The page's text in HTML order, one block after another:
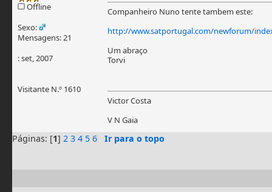
Offline
Sexo:
Mensagens: 21
: set, 2007
Visitante N.º 1610
Companheiro Nuno tente tambem este:
http://www.satportugal.com/newforum/
Um abraço
Torvi
Victor Costa
V N Gaia
Páginas: [1] 2 3 4 5 6 Ir para o topo